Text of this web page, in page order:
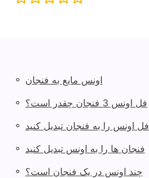
◦ اونس مایع به فنجان
◦ فل اونس 3 فنجان چقدر است؟
◦ فل اونس را به فنجان تبدیل کنید
◦ فنجان ها را به اونس تبدیل کنید
◦ چند اونس در یک فنجان است؟